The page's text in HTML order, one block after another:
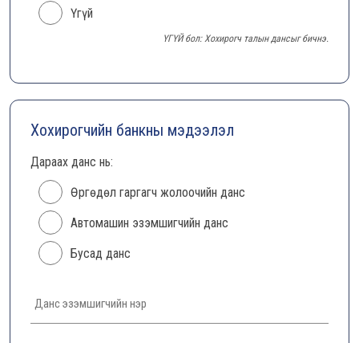
Үгүй
ҮГҮЙ бол: Хохирогч талын дансыг бичнэ.
Хохирогчийн банкны мэдээлэл
Дараах данс нь:
Өргөдөл гаргагч жолоочийн данс
Автомашин эзэмшигчийн данс
Бусад данс